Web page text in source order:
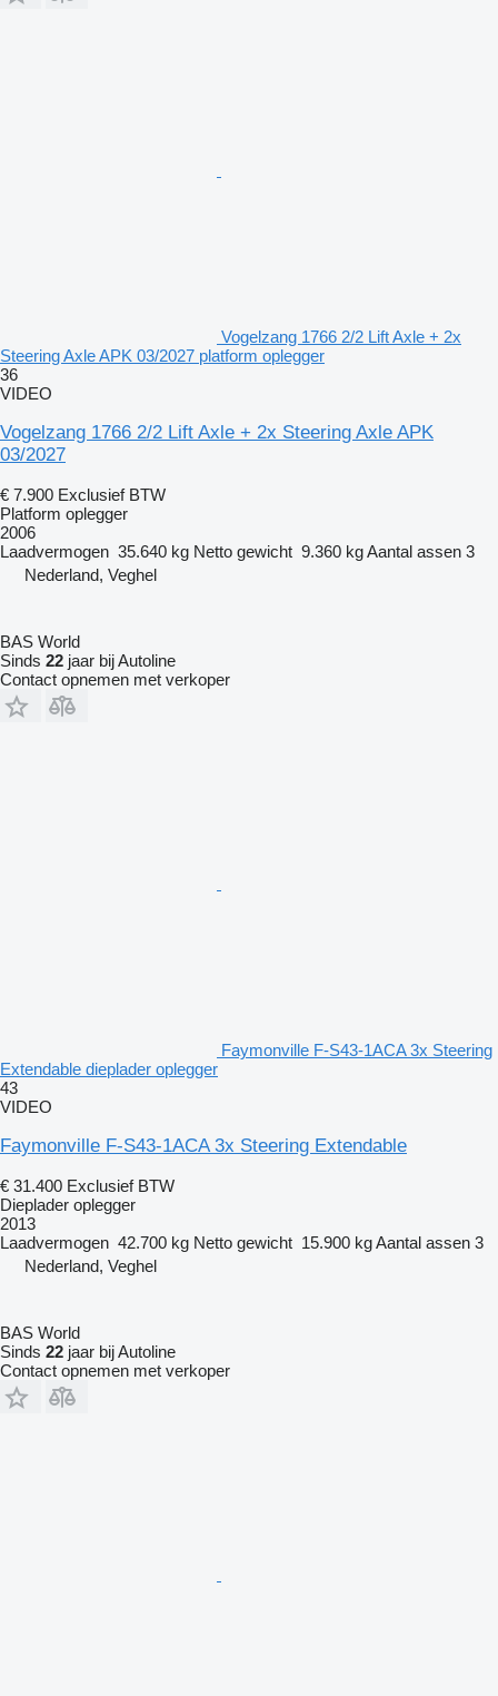
Vogelzang 1766 2/2 Lift Axle + 2x
Steering Axle APK 03/2027 platform oplegger
36
VIDEO
Vogelzang 1766 2/2 Lift Axle + 2x Steering Axle APK
03/2027
€ 7.900 Exclusief BTW
Platform oplegger
2006
Laadvermogen 35.640 kg Netto gewicht 9.360 kgAantal assen 3
Nederland, Veghel
BAS World
Sinds 22 jaar bij Autoline
Contact opnemen met verkoper
Faymonville F-S43-1ACA 3x Steering
Extendable dieplader oplegger
43
VIDEO
Faymonville F-S43-1ACA 3x Steering Extendable
€ 31.400 Exclusief BTW
Dieplader oplegger
2013
Laadvermogen 42.700 kg Netto gewicht 15.900 kgAantal assen 3
Nederland, Veghel
BAS World
Sinds 22 jaar bij Autoline
Contact opnemen met verkoper